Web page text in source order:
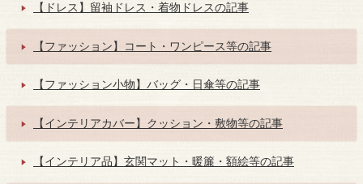
【ドレス】留袖ドレス・着物ドレスの記事
【ファッション】コート・ワンピース等の記事
【ファッション小物】バッグ・日傘等の記事
【インテリアカバー】クッション・敷物等の記事
【インテリア品】玄関マット・暖簾・額絵等の記事